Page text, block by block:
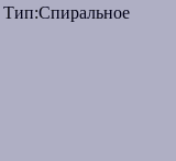
Тип:Спиральное